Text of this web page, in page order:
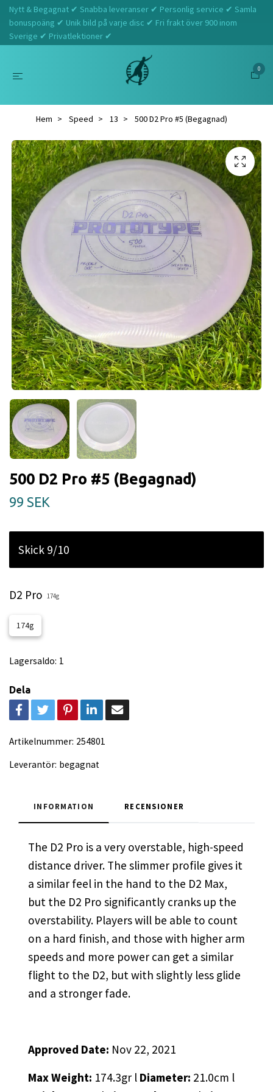
Nytt & Begagnat ✔ Snabba leveranser ✔ Personlig service ✔ Samla
bonuspoäng ✔ Unik bild på varje disc ✔ Fri frakt över 900 inom
Sverige ✔ Privatlektioner ✔
0
Hem Speed 13 500 D2 Pro #5 (Begagnad)
500 D2 Pro #5 (Begagnad)
99 SEK
Skick 9/10
D2 Pro 174g
174g
Lagersaldo: 1
Dela
Artikelnummer: 254801
Leverantör: begagnat
INFORMATION RECENSIONER
The D2 Pro is a very overstable, high-speed
distance driver. The slimmer profile gives it
a similar feel in the hand to the D2 Max,
but the D2 Pro significantly cranks up the
overstability. Players will be able to count
on a hard finish, and those with higher arm
speeds and more power can get a similar
flight to the D2, but with slightly less glide
and a stronger fade.
Approved Date: Nov 22, 2021
Max Weight: 174.3gr l Diameter: 21.0cm l